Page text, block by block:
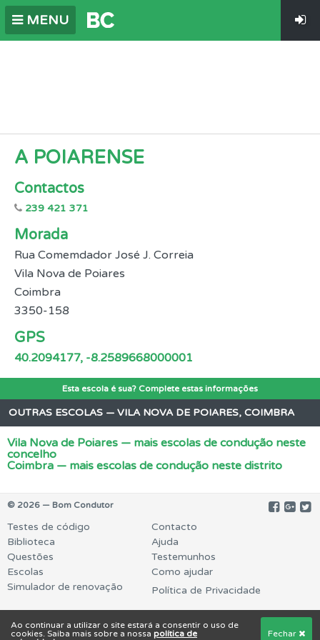
Ao continuar a utilizar o site estará a consentir o uso de
cookies. Saiba mais sobre a nossa política de
Fechar
MENU
A POIARENSE
Contactos
239 421 371
Morada
Rua Comemdador José J. Correia
Vila Nova de Poiares
Coimbra
3350-158
GPS
40.2094177, -8.2589668000001
Esta escola é sua? Complete estas informações
OUTRAS ESCOLAS — VILA NOVA DE POIARES, COIMBRA
Vila Nova de Poiares — mais escolas de condução neste
concelho
Coimbra — mais escolas de condução neste distrito
© 2026 — Bom Condutor
Testes de código
Biblioteca
Questões
Escolas
Simulador de renovação
Contacto
Ajuda
Testemunhos
Como ajudar
Política de Privacidade